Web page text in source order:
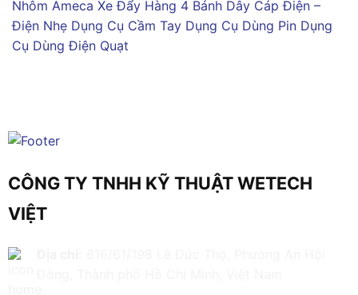
Nhôm Ameca Xe Đẩy Hàng 4 Bánh Dây Cáp Điện –
Điện Nhẹ Dụng Cụ Cầm Tay Dụng Cụ Dùng Pin Dụng
Cụ Dùng Điện Quạt
CÔNG TY TNHH KỸ THUẬT WETECH
VIỆT